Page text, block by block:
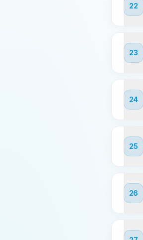
22
23
24
25
26